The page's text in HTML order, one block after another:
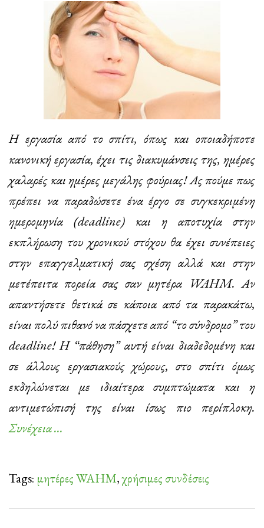
Η εργασία από το σπίτι, όπως και οποιαδήποτε
κανονική εργασία, έχει τις διακυμάνσεις της, ημέρες
χαλαρές και ημέρες μεγάλης φούριας! Ας πούμε πως
πρέπει να παραδώσετε ένα έργο σε συγκεκριμένη
ημερομηνία (deadline) και η αποτυχία στην
εκπλήρωση του χρονικού στόχου θα έχει συνέπειες
στην επαγγελματική σας σχέση αλλά και στην
μετέπειτα πορεία σας σαν μητέρα WAHM. Αν
απαντήσετε θετικά σε κάποια από τα παρακάτω,
είναι πολύ πιθανό να πάσχετε από “το σύνδρομο” του
deadline! Η “πάθηση” αυτή είναι διαδεδομένη και
σε άλλους εργασιακούς χώρους, στο σπίτι όμως
εκδηλώνεται με ιδιαίτερα συμπτώματα και η
αντιμετώπισή της είναι ίσως πιο περίπλοκη.
Συνέχεια …
Tags: μητέρες WAHM,χρήσιμες συνδέσεις